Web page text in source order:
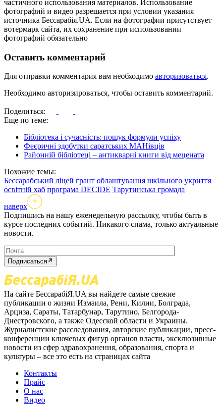
частичного использования материалов. Использование
фотографий и видео разрешается при условии указания
источника Бессарабія.UA. Если на фотографии присутствует
вотермарк сайта, их сохранение при использовании
фотографий обязательно
Оставить комментарий
Для отправки комментария вам необходимо авторизоваться.
Необходимо авторизироваться, чтобы оставить комментарий.
Поделиться:
Еще по теме:
Бібліотека і сучасність: пошук формули успіху
Феєричні здобутки саратських МАНівців
Районній бібліотеці – антикварні книги від мецената
Похожие темы:
Бессарабський ліцей грант облаштування шкільного укриття
освітній хаб програма DECIDE Тарутинська громада
наверх
Подпишись на нашу еженедельную рассылку, чтобы быть в
курсе последних событий. Никакого спама, только актуальные
новости.
Подписаться
На сайте БессарабіЯ.UA вы найдете самые свежие
публикации о жизни Измаила, Рени, Килии, Болграда,
Арциза, Сараты, Татарбунар, Тарутино, Белгорода-
Днестровского, а также Одесской области и Украины.
Журналистские расследования, авторские публикации, пресс-
конференции ключевых фигур органов власти, эксклюзивные
новости из сфер здравохранения, образования, спорта и
культуры – все это есть на страницах сайта
Контакты
Прайс
О нас
Видео